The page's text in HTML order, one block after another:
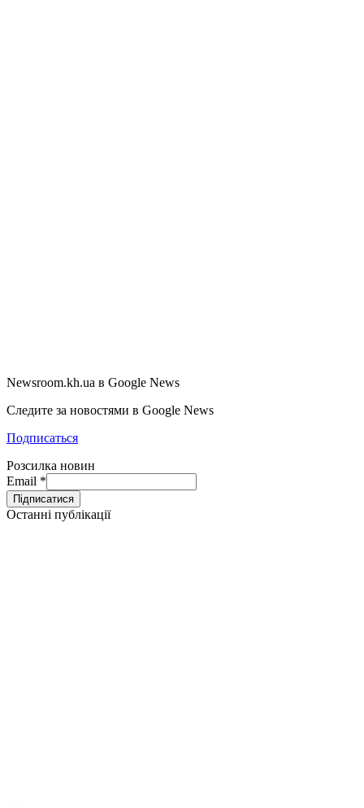
Newsroom.kh.ua в Google News
Следите за новостями в Google News
Подписаться
Розсилка новин
Email *
Останні публікації